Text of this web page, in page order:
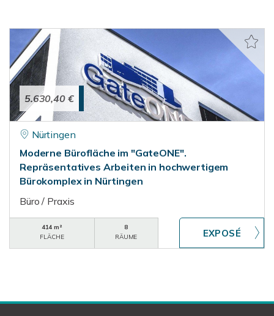
5.630,40 €
Nürtingen
Moderne Bürofläche im "GateONE".
Repräsentatives Arbeiten in hochwertigem
Bürokomplex in Nürtingen
Büro / Praxis
414 m²
FLÄCHE
8
RÄUME